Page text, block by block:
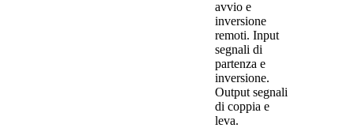
avvio e
inversione
remoti. Input
segnali di
partenza e
inversione.
Output segnali
di coppia e
leva.